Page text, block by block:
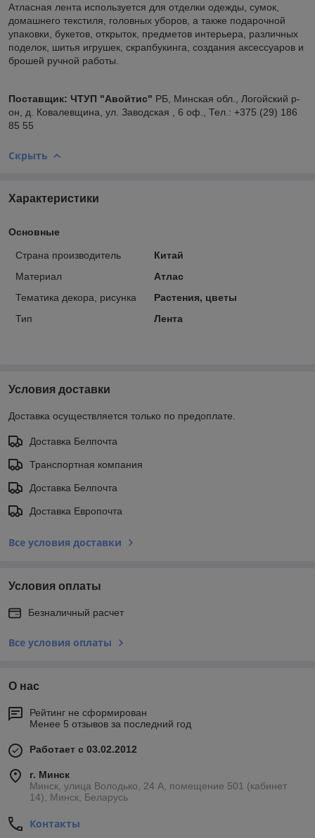
Атласная лента используется для отделки одежды, сумок,
домашнего текстиля, головных уборов, а также подарочной
упаковки, букетов, открыток, предметов интерьера, различных
поделок, шитья игрушек, скрапбукинга, создания аксессуаров и
брошей ручной работы.
Поставщик: ЧТУП "Авойтис" РБ, Минская обл., Логойский р-
он, д. Ковалевщина, ул. Заводская , 6 оф., Тел.: +375 (29) 186
85 55
Скрыть
Характеристики
Основные
Страна производитель
Китай
Материал
Атлас
Тематика декора, рисунка
Растения, цветы
Тип
Лента
Условия доставки
Доставка осуществляется только по предоплате.
Доставка Белпочта
Транспортная компания
Доставка Белпочта
Доставка Европочта
Все условия доставки
Условия оплаты
Безналичный расчет
Все условия оплаты
О нас
Рейтинг не сформирован
Менее 5 отзывов за последний год
Работает с 03.02.2012
г. Минск
Минск, улица Володько, 24 А, помещение 501 (кабинет
14), Минск, Беларусь
Контакты